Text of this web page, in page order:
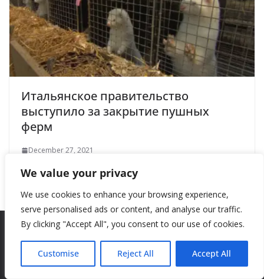
We value your privacy
We use cookies to enhance your browsing experience,
serve personalised ads or content, and analyse our traffic.
By clicking "Accept All", you consent to our use of cookies.
Customise Reject All Accept All
Итальянское правительство
выступило за закрытие пушных
ферм
December 27, 2021
Copyright © 2026 New Style. All rights reserved.
Theme:ColorMagby ThemeGrill. Powered byWordPress.